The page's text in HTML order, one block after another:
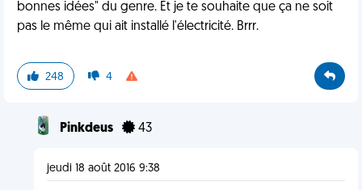
bonnes idées" du genre. Et je te souhaite que ça ne soit
pas le même qui ait installé l'électricité. Brrr.
248 4
Pinkdeus 43
jeudi 18 août 2016 9:38